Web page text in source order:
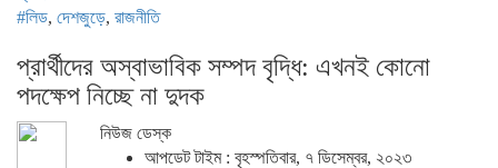
#লিড, দেশজুড়ে, রাজনীতি
প্রার্থীদের অস্বাভাবিক সম্পদ বৃদ্ধি: এখনই কোনো
পদক্ষেপ নিচ্ছে না দুদক
নিউজ ডেস্ক
আপডেট টাইম : বৃহস্পতিবার, ৭ ডিসেম্বর, ২০২৩